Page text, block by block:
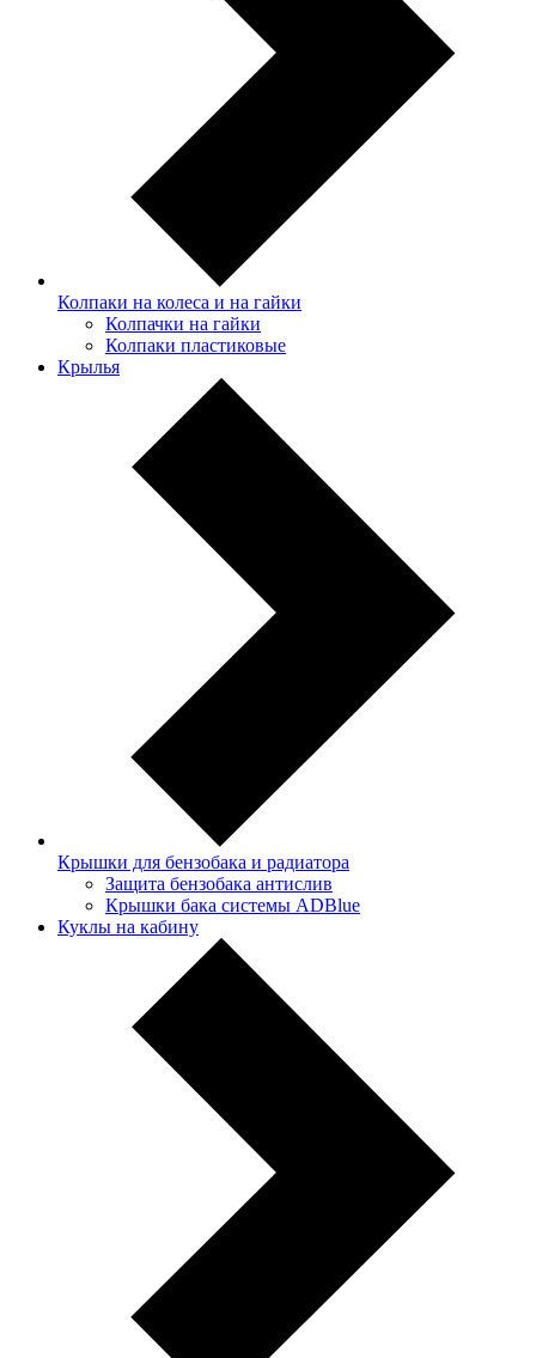
Колпаки на колеса и на гайки
Колпачки на гайки
Колпаки пластиковые
Крылья
Крышки для бензобака и радиатора
Защита бензобака антислив
Крышки бака системы ADBlue
Куклы на кабину